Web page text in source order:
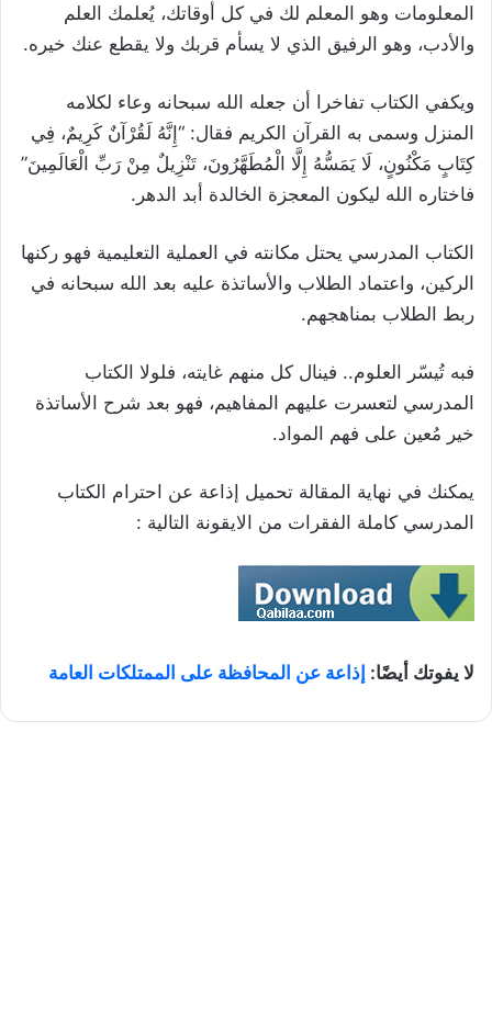
المعلومات وهو المعلم لك في كل أوقاتك، يُعلمك العلم
والأدب، وهو الرفيق الذي لا يسأم قربك ولا يقطع عنك خيره.
ويكفي الكتاب تفاخرا أن جعله الله سبحانه وعاء لكلامه
المنزل وسمى به القرآن الكريم فقال: “إِنَّهُ لَقُرْآنٌ كَرِيمٌ، فِي
كِتَابٍ مَكْنُونٍ، لَا يَمَسُّهُ إِلَّا الْمُطَهَّرُونَ، تَنْزِيلٌ مِنْ رَبِّ الْعَالَمِينَ”
فاختاره الله ليكون المعجزة الخالدة أبد الدهر.
الكتاب المدرسي يحتل مكانته في العملية التعليمية فهو ركنها
الركين، واعتماد الطلاب والأساتذة عليه بعد الله سبحانه في
ربط الطلاب بمناهجهم.
فبه تُيسّر العلوم.. فينال كل منهم غايته، فلولا الكتاب
المدرسي لتعسرت عليهم المفاهيم، فهو بعد شرح الأساتذة
خير مُعين على فهم المواد.
يمكنك في نهاية المقالة تحميل إذاعة عن احترام الكتاب
المدرسي كاملة الفقرات من الايقونة التالية :
لا يفوتك أيضًا: إذاعة عن المحافظة على الممتلكات العامة